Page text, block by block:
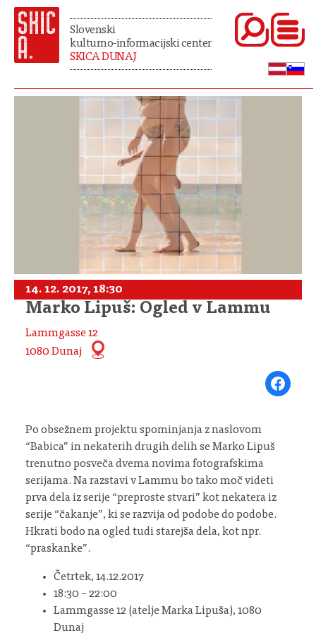
Slovenski
kulturno-informacijski center
SKICA DUNAJ
14. 12. 2017, 18:30
Marko Lipuš: Ogled v Lammu
Lammgasse 12
1080 Dunaj
Share on
Po obsežnem projektu spominjanja z naslovom
“Babica” in nekaterih drugih delih se Marko Lipuš
trenutno posveča dvema novima fotografskima
serijama. Na razstavi v Lammu bo tako moč videti
prva dela iz serije “preproste stvari” kot nekatera iz
serije “čakanje”, ki se razvija od podobe do podobe.
Hkrati bodo na ogled tudi starejša dela, kot npr.
“praskanke”.
Četrtek, 14.12.2017
18:30 – 22:00
Lammgasse 12 (atelje Marka Lipuša), 1080
Dunaj